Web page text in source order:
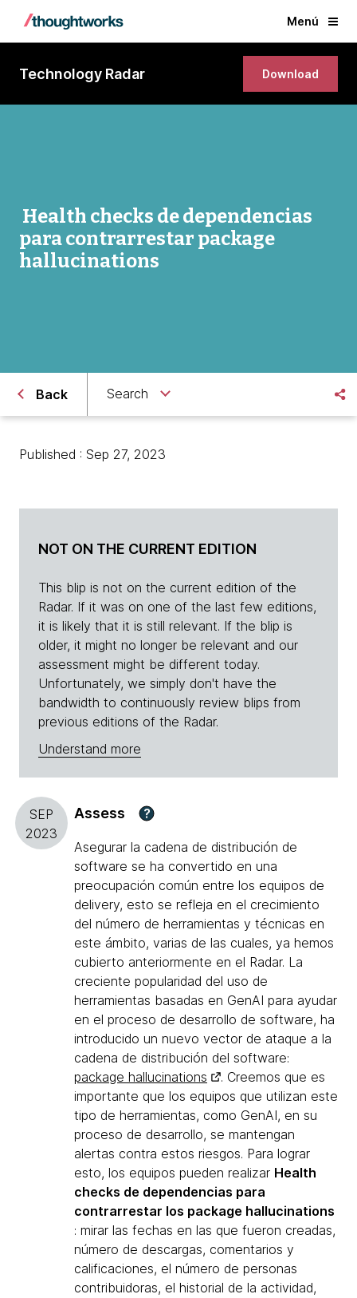
Menú
Technology Radar Download
Health checks de dependencias
para contrarrestar package
hallucinations
Back Search
Published : Sep 27, 2023
NOT ON THE CURRENT EDITION
This blip is not on the current edition of the
Radar. If it was on one of the last few editions,
it is likely that it is still relevant. If the blip is
older, it might no longer be relevant and our
assessment might be different today.
Unfortunately, we simply don't have the
bandwidth to continuously review blips from
previous editions of the Radar.
Understand more
SEP
2023
Assess ?
Asegurar la cadena de distribución de
software se ha convertido en una
preocupación común entre los equipos de
delivery, esto se refleja en el crecimiento
del número de herramientas y técnicas en
este ámbito, varias de las cuales, ya hemos
cubierto anteriormente en el Radar. La
creciente popularidad del uso de
herramientas basadas en GenAI para ayudar
en el proceso de desarrollo de software, ha
introducido un nuevo vector de ataque a la
cadena de distribución del software:
package hallucinations
. Creemos que es
importante que los equipos que utilizan este
tipo de herramientas, como GenAI, en su
proceso de desarrollo, se mantengan
alertas contra estos riesgos. Para lograr
esto, los equipos pueden realizar Health
checks de dependencias para
contrarrestar los package hallucinations
: mirar las fechas en las que fueron creadas,
número de descargas, comentarios y
calificaciones, el número de personas
contribuidoras, el historial de la actividad,